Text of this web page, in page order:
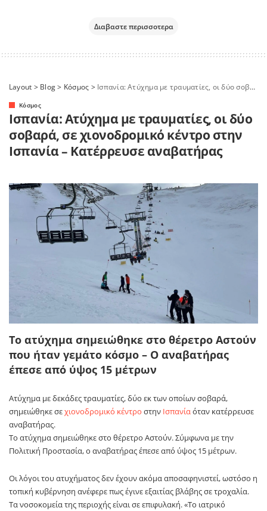
Διαβαστε περισσοτερα
Layout > Blog> Κόσμος > Ισπανία: Ατύχημα με τραυματίες, οι δύο σοβαρά, σε χιονοδρομικό κέντρο στην Ισπανία – Κατέρρευσε αναβατήρας
Κόσμος
Ισπανία: Ατύχημα με τραυματίες, οι δύο
σοβαρά, σε χιονοδρομικό κέντρο στην
Ισπανία – Κατέρρευσε αναβατήρας
Το ατύχημα σημειώθηκε στο θέρετρο Αστούν
που ήταν γεμάτο κόσμο – Ο αναβατήρας
έπεσε από ύψος 15 μέτρων
Ατύχημα με δεκάδες τραυματίες, δύο εκ των οποίων σοβαρά,
σημειώθηκε σεχιονοδρομικό κέντρο στην Ισπανίαόταν κατέρρευσε
αναβατήρας.
Το ατύχημα σημειώθηκε στο θέρετρο Αστούν. Σύμφωνα με την
Πολιτική Προστασία, ο αναβατήρας έπεσε από ύψος 15 μέτρων.
Οι λόγοι του ατυχήματος δεν έχουν ακόμα αποσαφηνιστεί, ωστόσο η
τοπική κυβέρνηση ανέφερε πως έγινε εξαιτίας βλάβης σε τροχαλία.
Τα νοσοκομεία της περιοχής είναι σε επιφυλακή. «Το ιατρικό